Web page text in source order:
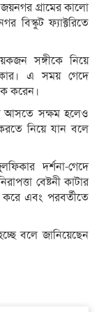
গ্রামের কালো
বিস্কুট ফ্যাক্টরিতে
সঙ্গীকে নিয়ে
এ সময় গেদে
করেন।
আসতে সক্ষম হলেও
নিয়ে যান বলে
দর্শনা-গেদে
বেষ্টনী কাটার
এবং পরবর্তীতে
বলে জানিয়েছেন